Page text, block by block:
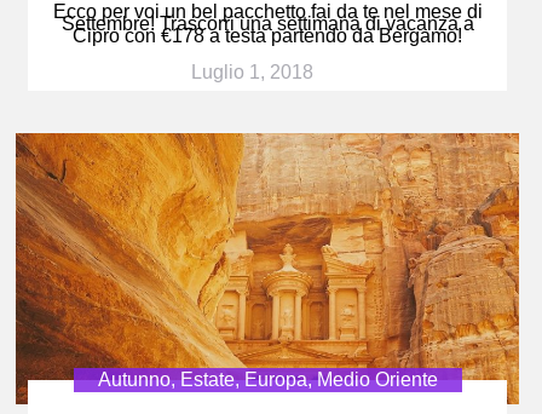
Ecco per voi un bel pacchetto fai da te nel mese di
Settembre! Trascorri una settimana di vacanza a
Cipro con €178 a testa partendo da Bergamo!
Luglio 1, 2018
Autunno,Estate,Europa,Medio Oriente